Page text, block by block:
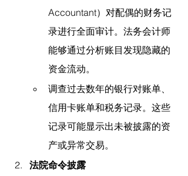
Accountant）对配偶的财务记
录进行全面审计。法务会计师
能够通过分析账目发现隐藏的
资金流动。
调查过去数年的银行对账单、
信用卡账单和税务记录。这些
记录可能显示出未被披露的资
产或异常交易。
法院命令披露